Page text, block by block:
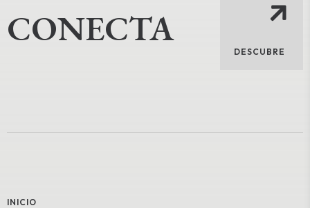
CONECTA
DESCUBRE
INICIO